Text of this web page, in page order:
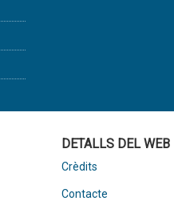
DETALLS DEL WEB
Crèdits
Contacte